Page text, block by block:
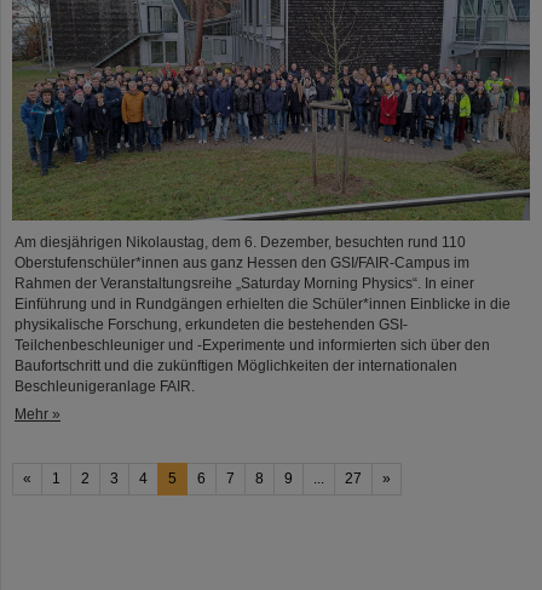
Am diesjährigen Nikolaustag, dem 6. Dezember, besuchten rund 110
Oberstufenschüler*innen aus ganz Hessen den GSI/FAIR-Campus im
Rahmen der Veranstaltungsreihe „Saturday Morning Physics“. In einer
Einführung und in Rundgängen erhielten die Schüler*innen Einblicke in die
physikalische Forschung, erkundeten die bestehenden GSI-
Teilchenbeschleuniger und -Experimente und informierten sich über den
Baufortschritt und die zukünftigen Möglichkeiten der internationalen
Beschleunigeranlage FAIR.
Mehr »
« 1 2 3 4 5 6 7 8 9 27 »